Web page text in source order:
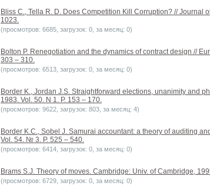
Bliss C., Tella R. D. Does Competition Kill Corruption? // Journal
1023.
(просмотров: 6685, загрузок: 0, за месяц: 0)
Bolton P. Renegotiation and the dynamics of contract design //
303 – 310.
(просмотров: 6513, загрузок: 0, за месяц: 0)
Border K., Jordan J.S. Straightforward elections, unanimity and
1983. Vol. 50. N 1. P. 153 – 170.
(просмотров: 9622, загрузок: 803, за месяц: 4)
Border K.C., Sobel J. Samurai accountant: a theory of auditing
Vol. 54. № 3. P. 525 – 540.
(просмотров: 6414, загрузок: 0, за месяц: 0)
Brams S.J. Theory of moves. Cambridge: Univ. of Cambridge,
(просмотров: 6729, загрузок: 0, за месяц: 0)